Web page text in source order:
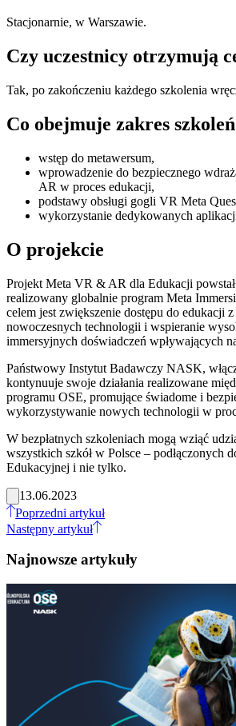
Stacjonarnie, w Warszawie.
Czy uczestnicy otrzymują
Tak, po zakończeniu każdego szkolenia
Co obejmuje zakres
wstęp do metawersum,
wprowadzenie do bezpiecznego
AR w proces edukacji,
podstawy obsługi gogli VR Meta
wykorzystanie dedykowanych
O projekcie
Projekt Meta VR & AR dla Edukacji
realizowany globalnie program Meta
celem jest zwiększenie dostępu do edukacji
nowoczesnych technologii i wspieranie
immersyjnych doświadczeń wpływających
Państwowy Instytut Badawczy NASK,
kontynuuje swoje działania realizowane
programu OSE, promujące świadome i
wykorzystywanie nowych technologii w
W bezpłatnych szkoleniach mogą wziąć
wszystkich szkół w Polsce – podłączonych
Edukacyjnej i nie tylko.
13.06.2023
Poprzedni artykuł
Następny artykuł
Najnowsze artykuły